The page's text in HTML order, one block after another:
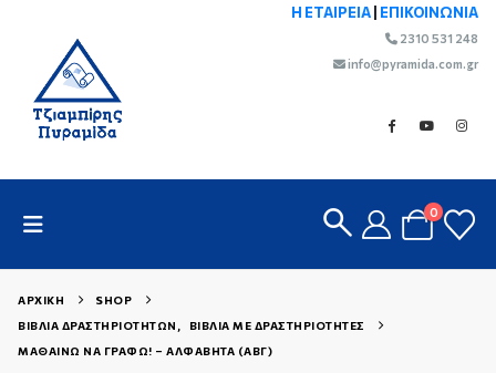
Η ΕΤΑΙΡΕΙΑ ΕΠΙΚΟΙΝΩΝΙΑ
2310 531 248
info@pyramida.com.gr
0
ΑΡΧΙΚΉ
SHOP
ΒΙΒΛΊΑ ΔΡΑΣΤΗΡΙΟΤΉΤΩΝ ,
ΒΙΒΛΊΑ ΜΕ ΔΡΑΣΤΗΡΙΌΤΗΤΕΣ
ΜΑΘΑΊΝΩ ΝΑ ΓΡΆΦΩ! – ΑΛΦΑΒΉΤΑ (ΑΒΓ)